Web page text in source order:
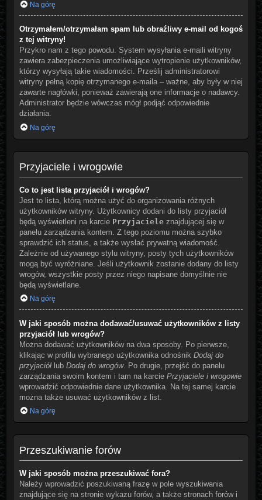
Na górę
Otrzymałem/otrzymałam spam lub obraźliwy e-mail od kogoś
z tej witryny!
Przykro nam z tego powodu. System wysyłania e-maili witryny
zawiera zabezpieczenia umożliwiające wytropienie użytkowników,
którzy wysyłają takie wiadomości. Prześlij administratorowi
witryny pełną kopię otrzymanego e-maila – ważne, aby były w niej
zawarte nagłówki, ponieważ zawierają one informacje o nadawcy.
Administrator będzie wówczas mógł podjąć odpowiednie
działania.
Na górę
Przyjaciele i wrogowie
Co to jest lista przyjaciół i wrogów?
Jest to lista, którą można użyć do organizowania różnych
użytkowników witryny. Użytkownicy dodani do listy przyjaciół
będą wyświetleni na karcie Przyjacieleznajdującej się w
panelu zarządzania kontem. Z tego poziomu można szybko
sprawdzić ich status, a także wysłać prywatną wiadomość.
Zależnie od używanego stylu witryny, posty tych użytkowników
mogą być wyróżniane. Jeśli użytkownik zostanie dodany do listy
wrogów, wszystkie posty przez niego napisane domyślnie nie
będą wyświetlane.
Na górę
W jaki sposób można dodawać/usuwać użytkowników z listy
przyjaciół lub wrogów?
Można dodawać użytkowników na dwa sposoby. Po pierwsze,
klikając w profilu wybranego użytkownika odnośnik Dodaj do
przyjaciółlub Dodaj do wrogów. Po drugie, przejść do panelu
zarządzania swoim kontem i tam na karcie Przyjaciele i wrogowie
wprowadzić odpowiednie dane użytkownika. Na tej samej karcie
można także usuwać użytkowników z list.
Na górę
Przeszukiwanie forów
W jaki sposób można przeszukiwać fora?
Należy wprowadzić poszukiwaną frazę w pole wyszukiwania
znajdujące się na stronie wykazu forów, a także stronach forów i